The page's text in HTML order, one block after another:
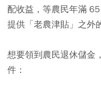
配收益，等農民年滿
提供「老農津貼」之外
想要領到農民退休儲金
件：